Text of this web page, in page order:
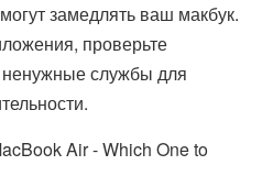
замедлять ваш макбук.
проверьте
ненужные службы для
Air - Which One to